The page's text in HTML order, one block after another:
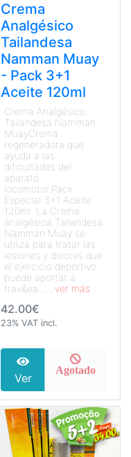
Crema
Analgésico
Tailandesa
Namman Muay
- Pack 3+1
Aceite 120ml
Crema Analgésico
Tailandesa Namman
MuayCrema
regeneradora que
ayuda a las
dificultades del
aparato
locomotor.Pack
Especial 3+1 Aceite
120ml La Crema
analgésica Tailandesa
Namman Muay se
utiliza para tratar las
lesiones y dolores que
el ejercicio deportivo
puede aportar a
trav&ea...
...ver más
42.00€
23% VAT incl.
Ver
Agotado